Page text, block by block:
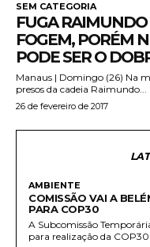
SEM CATEGORIA
FUGA RAIMUNDO
FOGEM, PORÉM
PODE SER O
Manaus | Domingo (26) Na madrugada de sábado para domingo os
presos da cadeia Raimundo...
26 de fevereiro de 2017
AMBIENTE
COMISSÃO VAI A
PARA COP30
A Subcomissão
para realização da